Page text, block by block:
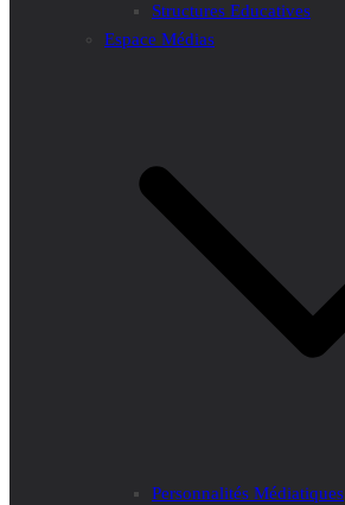
Structures Educatives
Espace Médias
Personnalités Médiatiques